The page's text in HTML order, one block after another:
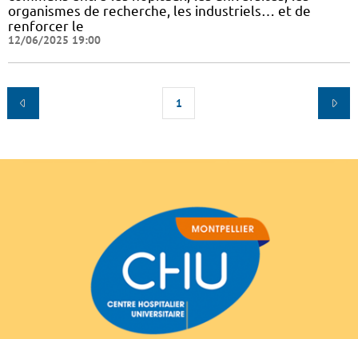
organismes de recherche, les industriels… et de
renforcer le
12/06/2025 19:00
1